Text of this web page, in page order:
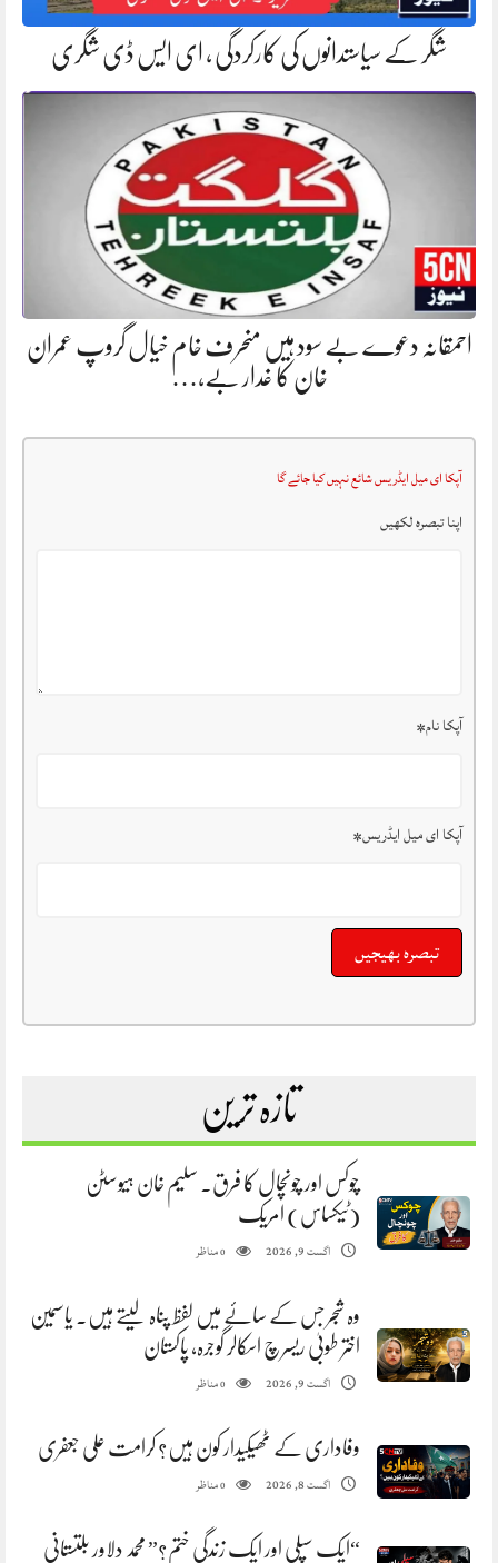
شگر کے سیاستدانوں کی کارکردگی ، ای ایس ڈی شگری
احمقانہ دعوے بے سود ہیں منحرف خام خیال گروپ عمران
خان کا غدار بے،…
آپکا ای میل ایڈریس شائع نہیں کیا جائے گا
اپنا تبصرہ لکھیں
آپکا نام*
آپکا ای میل ایڈریس*
تازہ ترین
چوکس اور چونچال کا فرق. سلیم خان ہیوسٹن
(ٹیکساس) امریک
اگست 9, 2026 0مناظر
وہ شجر جس کے سائے میں لفظ پناہ لیتے ہیں. یاسمین
اختر طوبیٰ ریسرچ اسکالر گوجرہ، پاکستان
اگست 9, 2026 0مناظر
وفاداری کے ٹھیکیدار کون ہیں؟ کرامت علی جعفری
اگست 8, 2026 0مناظر
“ایک سپلی اور ایک زندگی ختم؟” محمد دلاور بلتستانی